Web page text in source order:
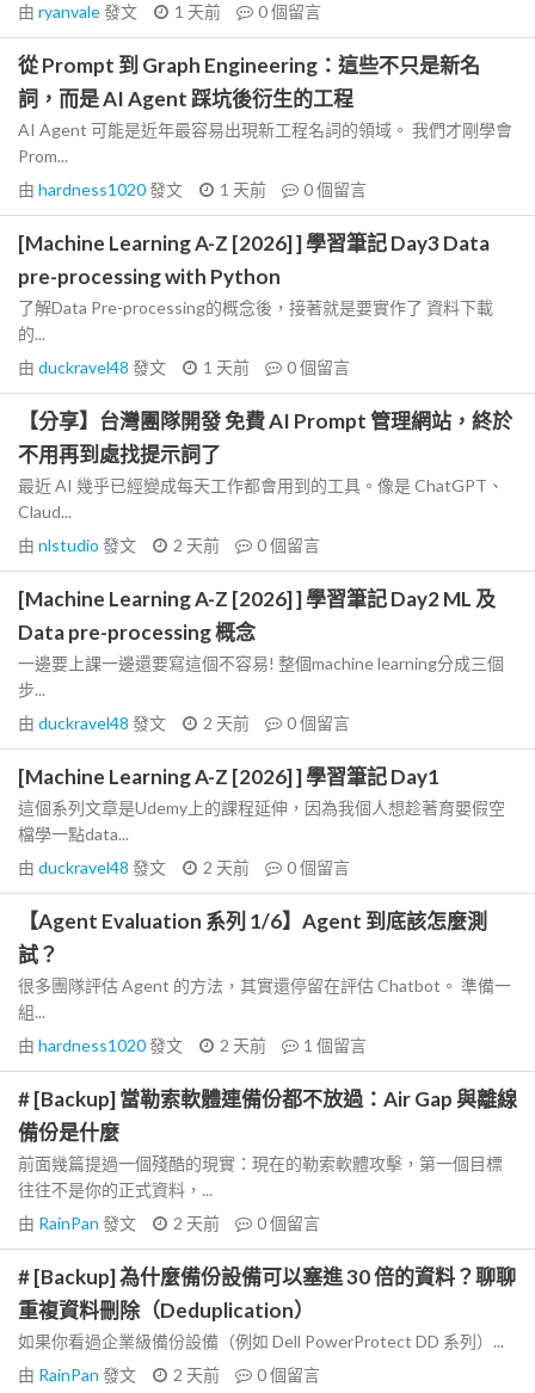
由 ryanvale發文 1 天前 0個留言
從 Prompt 到 Graph Engineering：這些不只是新名
詞，而是 AI Agent 踩坑後衍生的工程
AI Agent 可能是近年最容易出現新工程名詞的領域。 我們才剛學會
Prom...
由 hardness1020發文 1 天前 0個留言
[Machine Learning A-Z [2026] ] 學習筆記 Day3 Data
pre-processing with Python
了解Data Pre-processing的概念後，接著就是要實作了 資料下載
的...
由 duckravel48 發文 1 天前 0個留言
【分享】台灣團隊開發 免費 AI Prompt 管理網站，終於
不用再到處找提示詞了
最近 AI 幾乎已經變成每天工作都會用到的工具。像是 ChatGPT、
Claud...
由 nlstudio 發文 2 天前 0個留言
[Machine Learning A-Z [2026] ] 學習筆記 Day2 ML 及
Data pre-processing 概念
一邊要上課一邊還要寫這個不容易! 整個machine learning分成三個
步...
由 duckravel48 發文 2 天前 0個留言
[Machine Learning A-Z [2026] ] 學習筆記 Day1
這個系列文章是Udemy上的課程延伸，因為我個人想趁著育嬰假空
檔學一點data...
由 duckravel48 發文 2 天前 0個留言
【Agent Evaluation 系列 1/6】Agent 到底該怎麼測
試？
很多團隊評估 Agent 的方法，其實還停留在評估 Chatbot。 準備一
組...
由 hardness1020發文 2 天前 1 個留言
# [Backup] 當勒索軟體連備份都不放過：Air Gap 與離線
備份是什麼
前面幾篇提過一個殘酷的現實：現在的勒索軟體攻擊，第一個目標
往往不是你的正式資料，...
由 RainPan 發文 2 天前 0個留言
# [Backup] 為什麼備份設備可以塞進 30 倍的資料？聊聊
重複資料刪除（Deduplication）
如果你看過企業級備份設備（例如 Dell PowerProtect DD 系列）...
由 RainPan 發文 2 天前 0個留言